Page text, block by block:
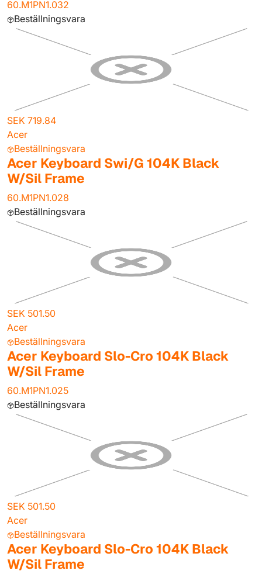
60.M1PN1.032
Beställningsvara
SEK 719.84
Acer
Beställningsvara
Acer Keyboard Swi/G 104K Black
W/Sil Frame
60.M1PN1.028
Beställningsvara
SEK 501.50
Acer
Beställningsvara
Acer Keyboard Slo-Cro 104K Black
W/Sil Frame
60.M1PN1.025
Beställningsvara
SEK 501.50
Acer
Beställningsvara
Acer Keyboard Slo-Cro 104K Black
W/Sil Frame